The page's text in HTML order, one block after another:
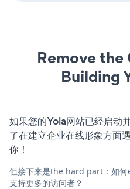
Remove the
Building
如果您的Yola网站已经启动
了在建立企业在线形象方面
你！
但接下来是the hard part：如
支持更多的访问者？